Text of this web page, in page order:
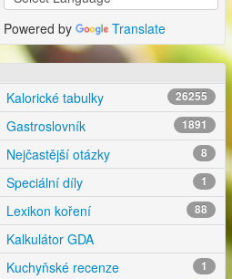
Powered by Translate
Kalorické tabulky 26255
Gastroslovník 1891
Nejčastější otázky 8
Speciální díly 1
Lexikon koření 88
Kalkulátor GDA
Kuchyňské recenze
1